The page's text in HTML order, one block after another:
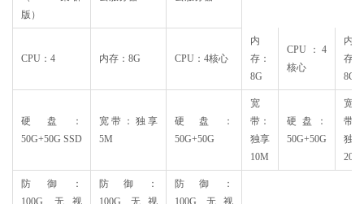
版）
CPU：4 内存：8G CPU：4核心
内
存：
8G
CPU：4
核心
内
存：
8G
硬盘：
50G+50G SSD
宽带：独享
5M
硬盘：
50G+50G
宽
带：
独享
10M
硬盘：
50G+50G
宽
带：
独享
20M
防御：
100G 无视
防御：
100G 无视
防御：
100G 无视